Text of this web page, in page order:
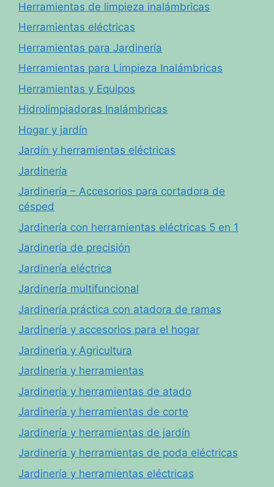
Herramientas de limpieza inalámbricas
Herramientas eléctricas
Herramientas para Jardinería
Herramientas para Limpieza Inalámbricas
Herramientas y Equipos
Hidrolimpiadoras Inalámbricas
Hogar y jardín
Jardín y herramientas eléctricas
Jardinería
Jardinería – Accesorios para cortadora de
césped
Jardinería con herramientas eléctricas 5 en 1
Jardinería de precisión
Jardinería eléctrica
Jardinería multifuncional
Jardinería práctica con atadora de ramas
Jardinería y accesorios para el hogar
Jardinería y Agricultura
Jardinería y herramientas
Jardinería y herramientas de atado
Jardinería y herramientas de corte
Jardinería y herramientas de jardín
Jardinería y herramientas de poda eléctricas
Jardinería y herramientas eléctricas